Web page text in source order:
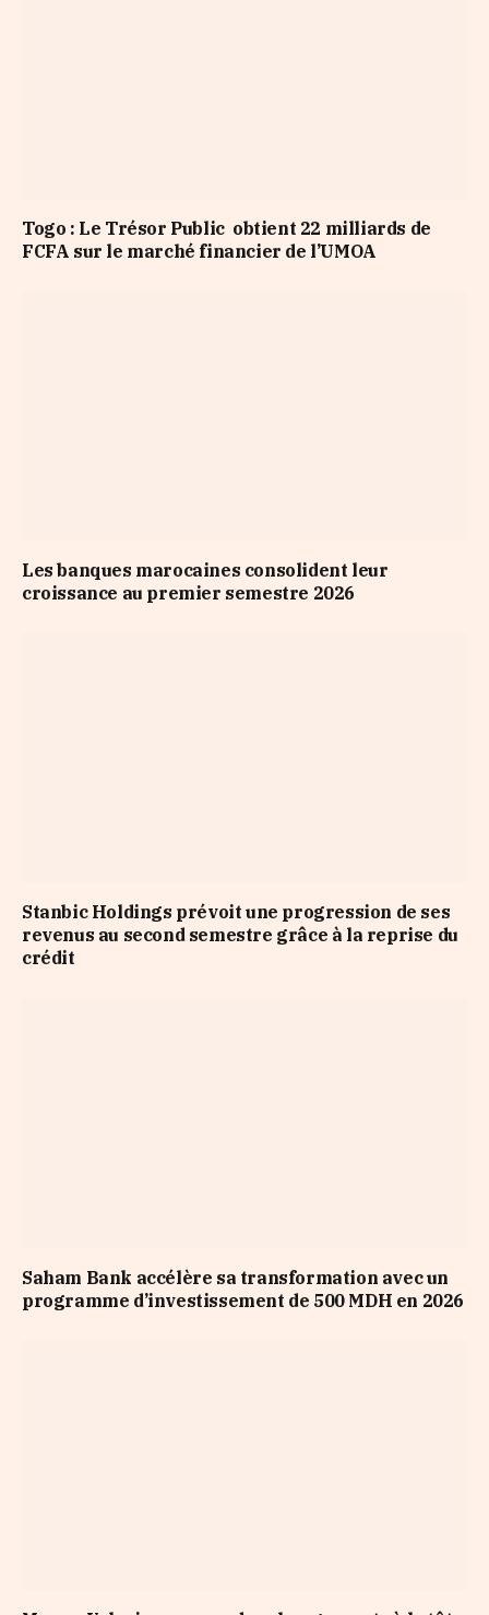
Togo : Le Trésor Public obtient 22 milliards de
FCFA sur le marché financier de l’UMOA
Les banques marocaines consolident leur
croissance au premier semestre 2026
Stanbic Holdings prévoit une progression de ses
revenus au second semestre grâce à la reprise du
crédit
Saham Bank accélère sa transformation avec un
programme d’investissement de 500 MDH en 2026